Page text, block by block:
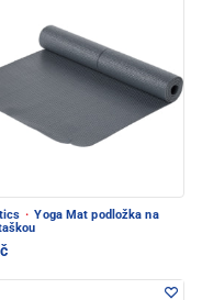
· Yoga Mat podložka na